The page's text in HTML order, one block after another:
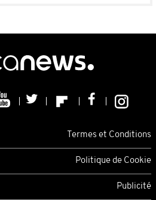
Termes et Conditions
Politique de Cookie
Publicité